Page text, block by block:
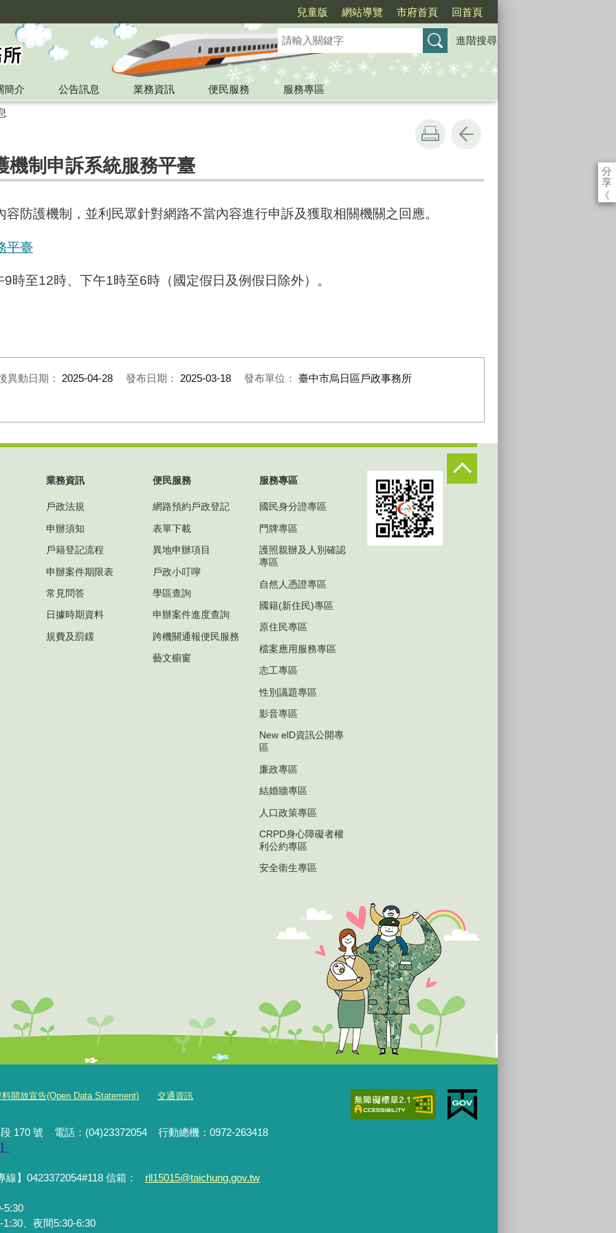
兒童版 網站導覽 市府首頁 回首頁
進階搜尋
簡介 公告訊息 業務資訊 便民服務
服務專區
分
享
《
機制申訴系統服務平臺
防護機制，並利民眾針對網路不當內容進行申訴及獲取相關機關之回應。
平臺
時至12時、下午1時至6時（國定假日及例假日除外）。
異動日期： 2025-04-28 發布日期： 2025-03-18 發布單位： 臺中市烏日區戶政事務所
業務資訊
戶政法規
申辦須知
戶籍登記流程
申辦案件期限表
常見問答
日據時期資料
規費及罰鍰
便民服務
網路預約戶政登記
表單下載
異地申辦項目
戶政小叮嚀
學區查詢
申辦案件進度查詢
跨機關通報便民服務
藝文櫥窗
服務專區
國民身分證專區
門牌專區
護照親辦及人別確認
專區
自然人憑證專區
國籍(新住民)專區
原住民專區
檔案應用服務專區
志工專區
性別議題專區
影音專區
New elD資訊公開專
區
廉政專區
結婚牆專區
人口政策專區
CRPD身心障礙者權
利公約專區
安全衛生專區
開放宣告(Open Data Statement) 交通資訊
段 170 號 電話：(04)23372054 行動總機 ：0972-263418
】0423372054#118 信箱： rll15015@taichung.gov.tw
5:30
、夜間5:30-6:30